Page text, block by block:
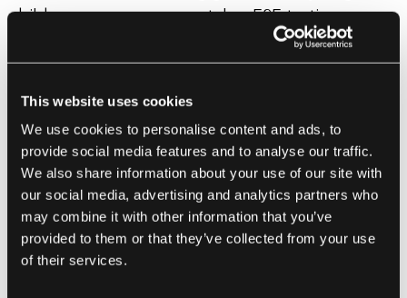
This website uses cookies
We use cookies to personalise content and ads, to
provide social media features and to analyse our traffic.
We also share information about your use of our site with
our social media, advertising and analytics partners who
may combine it with other information that you’ve
provided to them or that they’ve collected from your use
of their services.
bilde av programvarens ytelse. E2E testing
utføres vanligvis med bruk av automatiserte
testverktøy, som kan bidra til å strømlinjeforme
testprosessen og forbedre effektiviteten.
Ved å automatisere testprosessen kan
programvareutviklingsteam raskt identifisere og
løse eventuelle problemer, noe som reduserer
tiden og ressursene som kreves for testing. Alt i
alt er E2E testing en kritisk komponent i
programvareutviklingsprosessen, og bidrar til å